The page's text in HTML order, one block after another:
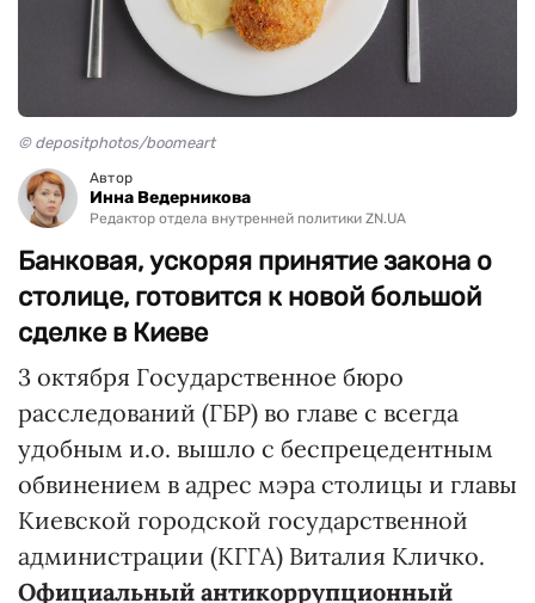
© depositphotos/boomeart
Автор
Инна Ведерникова
Редактор отдела внутренней политики ZN.UA
Банковая, ускоряя принятие закона о
столице, готовится к новой большой
сделке в Киеве
3 октября Государственное бюро
расследований (ГБР) во главе с всегда
удобным и.о. вышло с беспрецедентным
обвинением в адрес мэра столицы и главы
Киевской городской государственной
администрации (КГГА) Виталия Кличко.
Официальный антикоррупционный